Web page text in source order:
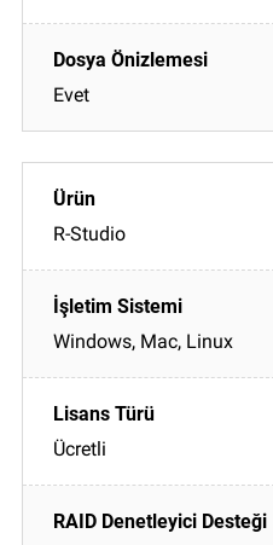
Evet
R-Studio
Windows, Mac, Linux
Ücretli